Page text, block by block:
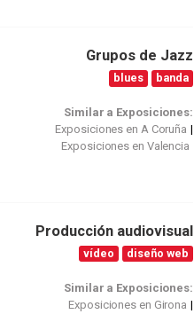
Grupos de Jazz
blues banda
Similar a Exposiciones:
Exposiciones en A Coruña
Exposiciones en Valencia
Producción audiovisual
vídeo diseño web
Similar a Exposiciones:
Exposiciones en Girona